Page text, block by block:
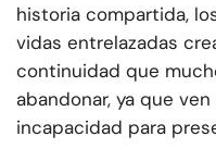
historia compartida,
vidas entrelazadas
continuidad que
abandonar, ya que
incapacidad para